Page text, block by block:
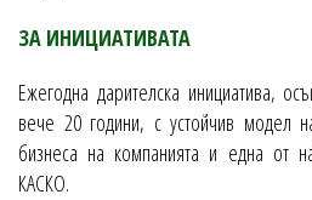
ЗА ИНИЦИАТИВАТА
Ежегодна дарителска инициатива,
вече 20 години, с устойчив модел
бизнеса на компанията и една от
КАСКО.